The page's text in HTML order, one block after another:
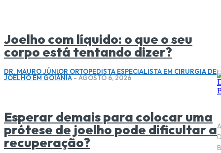
Joelho com líquido: o que o seu
corpo está tentando dizer?
DR. MAURO JÚNIOR ORTOPEDISTA ESPECIALISTA EM CIRURGIA DE
JOELHO EM GOIÂNIA - AGOSTO 6, 2026
Esperar demais para colocar uma
prótese de joelho pode dificultar a
recuperação?
A